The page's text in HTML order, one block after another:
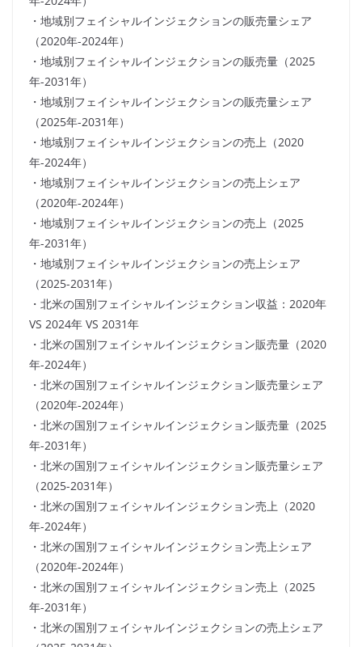
・地域別フェイシャルインジェクションの販売量シェア
（2020年-2024年）
・地域別フェイシャルインジェクションの販売量（2025
年-2031年）
・地域別フェイシャルインジェクションの販売量シェア
（2025年-2031年）
・地域別フェイシャルインジェクションの売上（2020
年-2024年）
・地域別フェイシャルインジェクションの売上シェア
（2020年-2024年）
・地域別フェイシャルインジェクションの売上（2025
年-2031年）
・地域別フェイシャルインジェクションの売上シェア
（2025-2031年）
・北米の国別フェイシャルインジェクション収益：2020年
VS 2024年 VS 2031年
・北米の国別フェイシャルインジェクション販売量（2020
年-2024年）
・北米の国別フェイシャルインジェクション販売量シェア
（2020年-2024年）
・北米の国別フェイシャルインジェクション販売量（2025
年-2031年）
・北米の国別フェイシャルインジェクション販売量シェア
（2025-2031年）
・北米の国別フェイシャルインジェクション売上（2020
年-2024年）
・北米の国別フェイシャルインジェクション売上シェア
（2020年-2024年）
・北米の国別フェイシャルインジェクション売上（2025
年-2031年）
・北米の国別フェイシャルインジェクションの売上シェア